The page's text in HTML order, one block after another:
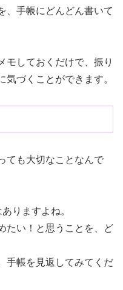
、手帳にどんどん書いて
モしておくだけで、振り
づくことができます。
ても大切なことなんで
りますよね。
たい！と思うことを、ど
手帳を見返してみてくだ